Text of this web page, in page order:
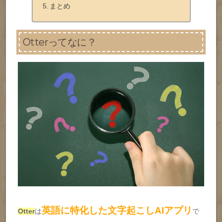
まとめ
Otterってなに？
Otterは英語に特化した文字起こしAIアプリ で